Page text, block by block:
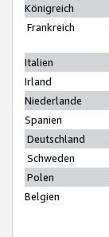
Königreich
Frankreich
Italien
Irland
Niederlande
Spanien
Deutschland
Schweden
Polen
Belgien